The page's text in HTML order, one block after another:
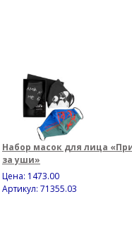
Набор масок для лица
за уши»
Цена: 1473.00
Артикул: 71355.03